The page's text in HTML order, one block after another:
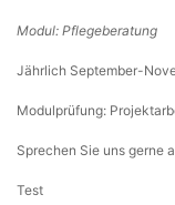
Modul: Pflegeberatung
Jährlich September-
Modulprüfung:
Sprechen Sie uns gerne
Test